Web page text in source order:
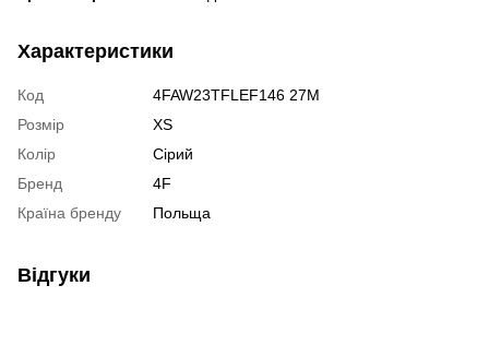
Характеристики
Код
4FAW23TFLEF146 27M
Розмір
XS
Колір
Сірий
Бренд
4F
Країна бренду
Польща
Відгуки